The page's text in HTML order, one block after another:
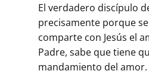
El verdadero discípulo
precisamente porque
comparte con Jesús el
Padre, sabe que tiene
mandamiento del amor.